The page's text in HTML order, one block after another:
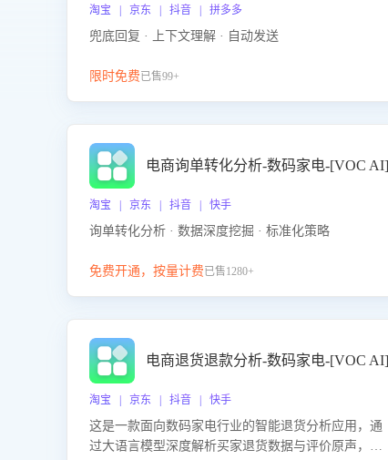
淘宝 | 京东 | 抖音 | 拼多多
兜底回复 · 上下文理解 · 自动发送
限时免费已售99+
电商询单转化分析-数码家电-[VOC AI]
淘宝 | 京东 | 抖音 | 快手
询单转化分析 · 数据深度挖掘 · 标准化策略
免费开通，按量计费已售1280+
电商退货退款分析-数码家电-[VOC AI]
淘宝 | 京东 | 抖音 | 快手
这是一款面向数码家电行业的智能退货分析应用，通
过大语言模型深度解析买家退货数据与评价原声，精